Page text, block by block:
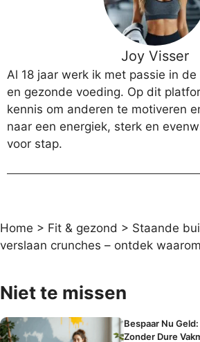
Joy Visser
Al 18 jaar werk ik met passie in
en gezonde voeding. Op dit
kennis om anderen te motiveren
naar een energiek, sterk en
voor stap.
Home > Fit & gezond > Staande
verslaan crunches – ontdek waarom
Niet te missen
Bespaar Nu
Zonder Dure